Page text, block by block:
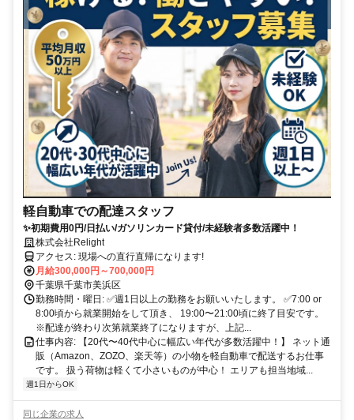
軽自動車での配達スタッフ
✨初期費用0円/日払い/ガソリンカード貸付/未経験者多数活躍中！
株式会社Relight
アクセス: 現場への直行直帰になります!
月給300,000円～700,000円
千葉県千葉市美浜区
勤務時間・曜日: ✅週1日以上の勤務をお願いいたします。 ✅7:00 or
8:00頃から就業開始をして頂き、 19:00〜21:00頃に終了目安です。
※配達が終わり次第就業終了になりますが、上記...
仕事内容: 【20代〜40代中心に幅広い年代が多数活躍中！】 ネット通
販（Amazon、ZOZO、楽天等）の小物を軽自動車で配送するお仕事
です。 扱う荷物は軽くて小さいものが中心！ エリアも担当地域...
週1日からOK
同じ企業の求人